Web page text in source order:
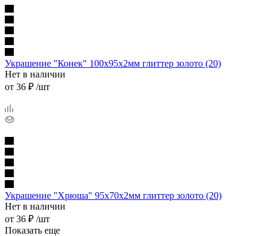
Украшение "Конек" 100х95х2мм глиттер золото (20)
Нет в наличии
от 36 ₽ /шт
Украшение "Хрюша" 95х70х2мм глиттер золото (20)
Нет в наличии
от 36 ₽ /шт
Показать еще